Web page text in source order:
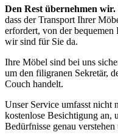
Den Rest übernehmen wir.
dass der Transport Ihrer
erfordert, von der
wir sind für Sie da.
Ihre Möbel sind bei uns
um den filigranen Sekretär,
Couch handelt.
Unser Service umfasst nicht
kostenlose Besichtigung an,
Bedürfnisse genau